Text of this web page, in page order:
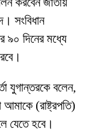
সংবিধান
৯০ দিনের মধ্যে
যুগান্তরকে বলেন,
(রাষ্ট্রপতি)
যেতে হবে।